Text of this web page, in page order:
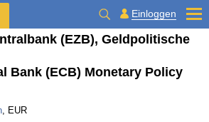
Einloggen
(EZB), Geldpolitische
Bank (ECB) Monetary Policy
, EUR